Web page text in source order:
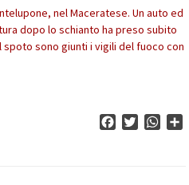
nel Maceratese. Un auto ed
dopo lo schianto ha preso subito
sono giunti i vigili del fuoco con
FacebookTwitter